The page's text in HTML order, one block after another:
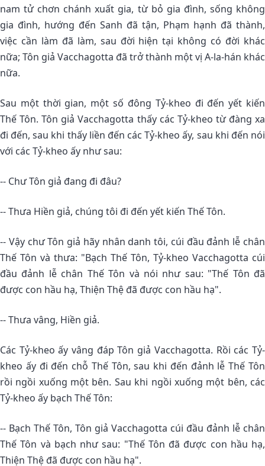
nam tử chơn chánh xuất gia, từ bỏ gia đình, sống không
gia đình, hướng đến Sanh đã tận, Phạm hạnh đã thành,
việc cần làm đã làm, sau đời hiện tại không có đời khác
nữa; Tôn giả Vacchagotta đã trở thành một vị A-la-hán khác
nữa.
Sau một thời gian, một số đông Tỷ-kheo đi đến yết kiến
Thế Tôn. Tôn giả Vacchagotta thấy các Tỷ-kheo từ đàng xa
đi đến, sau khi thấy liền đến các Tỷ-kheo ấy, sau khi đến nói
với các Tỷ-kheo ấy như sau:
-- Chư Tôn giả đang đi đâu?
-- Thưa Hiền giả, chúng tôi đi đến yết kiến Thế Tôn.
-- Vậy chư Tôn giả hãy nhân danh tôi, cúi đầu đảnh lễ chân
Thế Tôn và thưa: "Bạch Thế Tôn, Tỷ-kheo Vacchagotta cúi
đầu đảnh lễ chân Thế Tôn và nói như sau: "Thế Tôn đã
được con hầu hạ, Thiện Thệ đã được con hầu hạ".
-- Thưa vâng, Hiền giả.
Các Tỷ-kheo ấy vâng đáp Tôn giả Vacchagotta. Rồi các Tỷ-
kheo ấy đi đến chỗ Thế Tôn, sau khi đến đảnh lễ Thế Tôn
rồi ngồi xuống một bên. Sau khi ngồi xuống một bên, các
Tỷ-kheo ấy bạch Thế Tôn:
-- Bạch Thế Tôn, Tôn giả Vacchagotta cúi đầu đảnh lễ chân
Thế Tôn và bạch như sau: "Thế Tôn đã được con hầu hạ,
Thiện Thệ đã được con hầu hạ".